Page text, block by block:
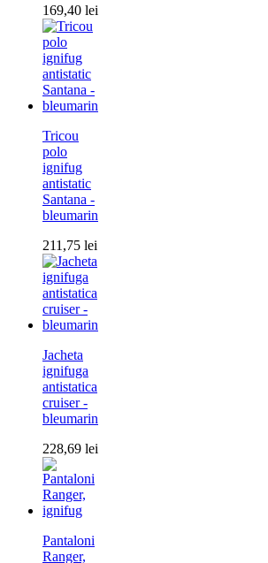
169,40 lei
Tricou
polo
ignifug
antistatic
Santana -
bleumarin
211,75 lei
Jacheta
ignifuga
antistatica
cruiser -
bleumarin
228,69 lei
Pantaloni
Ranger,